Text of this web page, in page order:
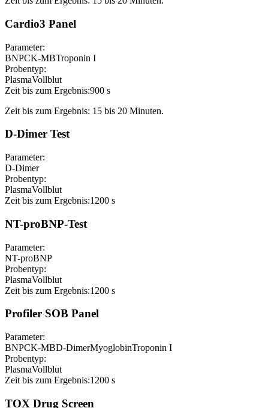
Cardio3 Panel
Parameter:
BNPCK-MBTroponin I
Probentyp:
PlasmaVollblut
Zeit bis zum Ergebnis:900 s
Zeit bis zum Ergebnis: 15 bis 20 Minuten.
D-Dimer Test
Parameter:
D-Dimer
Probentyp:
PlasmaVollblut
Zeit bis zum Ergebnis:1200 s
NT-proBNP-Test
Parameter:
NT-proBNP
Probentyp:
PlasmaVollblut
Zeit bis zum Ergebnis:1200 s
Profiler SOB Panel
Parameter:
BNPCK-MBD-DimerMyoglobinTroponin I
Probentyp:
PlasmaVollblut
Zeit bis zum Ergebnis:1200 s
TOX Drug Screen